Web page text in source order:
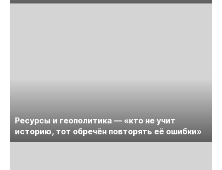
Ресурсы и геополитика — «кто не учит
историю, тот обречён повторять её ошибки»